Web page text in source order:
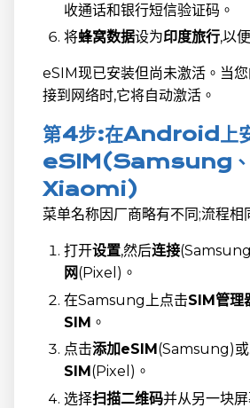
收通话和银行短信验证码。
将蜂窝数据设为印度旅行,以
eSIM现已安装但尚未激活。当
接到网络时,它将自动激活。
第4步:在Android上
eSIM(Samsung、
Xiaomi)
菜单名称因厂商略有不同;流程相
打开设置,然后连接
网(Pixel)。
在Samsung上点击SIM管理
SIM 。
点击添加eSIM (Samsung)或
SIM (Pixel)。
选择扫描二维码并从另一块屏